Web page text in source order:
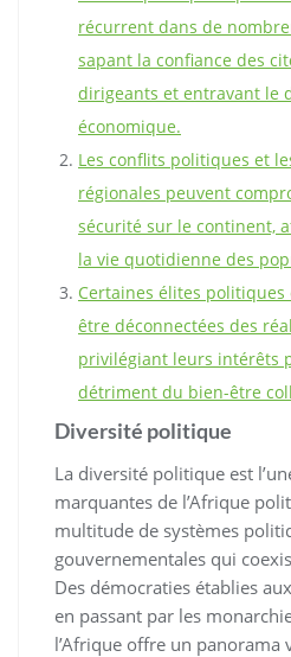
récurrent dans de
sapant la confiance des
dirigeants et entravant le
économique.
Les conflits politiques et
régionales peuvent
sécurité sur le continent,
la vie quotidienne des
Certaines élites
être déconnectées des
privilégiant leurs intérêts
détriment du bien-être
Diversité politique
La diversité politique est
marquantes de l’Afrique
multitude de systèmes
gouvernementales qui
Des démocraties établies
en passant par les
l’Afrique offre un panorama